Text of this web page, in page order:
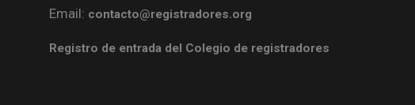
Email: contacto@registradores.org
Registro de entrada del Colegio de registradores